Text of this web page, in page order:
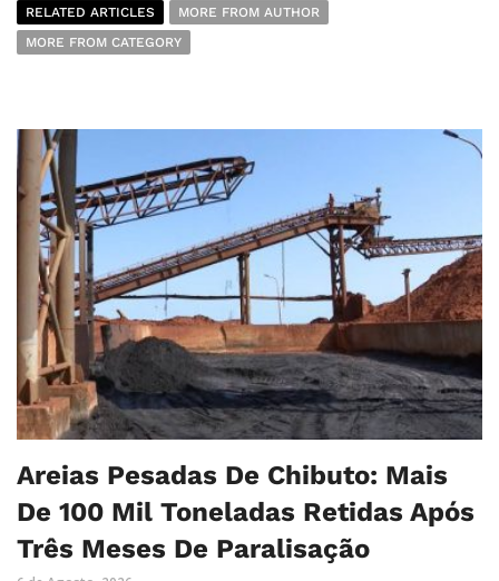
RELATED ARTICLES
MORE FROM AUTHOR
MORE FROM CATEGORY
Areias Pesadas De Chibuto: Mais
De 100 Mil Toneladas Retidas Após
Três Meses De Paralisação